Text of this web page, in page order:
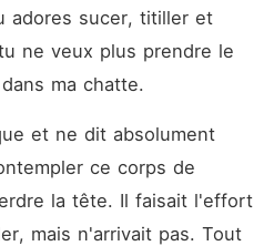
adores sucer, titiller et
ne veux plus prendre le
ma chatte.
ce corps de
la tête. Il faisait l'effort
mais n'arrivait pas. Tout